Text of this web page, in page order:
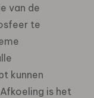
van de
te
kunnen
is het